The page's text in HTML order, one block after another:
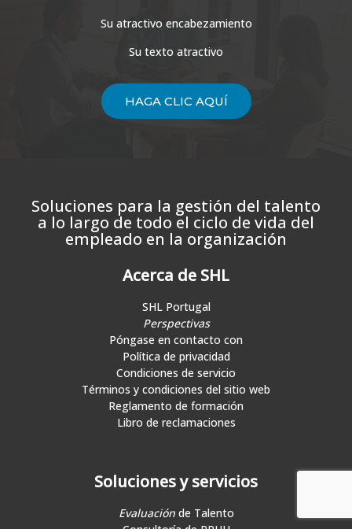
Su atractivo encabezamiento
Su texto atractivo
HAGA CLIC AQUÍ
Soluciones para la gestión del talento
a lo largo de todo el ciclo de vida del
empleado en la organización
Acerca de SHL
SHL Portugal
Perspectivas
Póngase en contacto con
Política de privacidad
Condiciones de servicio
Términos y condiciones del sitio web
Reglamento de formación
Libro de reclamaciones
Soluciones y servicios
Evaluaciónde Talento